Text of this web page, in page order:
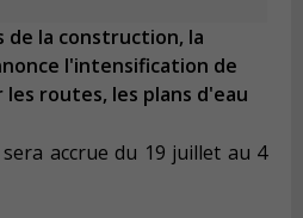
de la construction, la
l'intensification de
routes, les plans d'eau
accrue du 19 juillet au 4